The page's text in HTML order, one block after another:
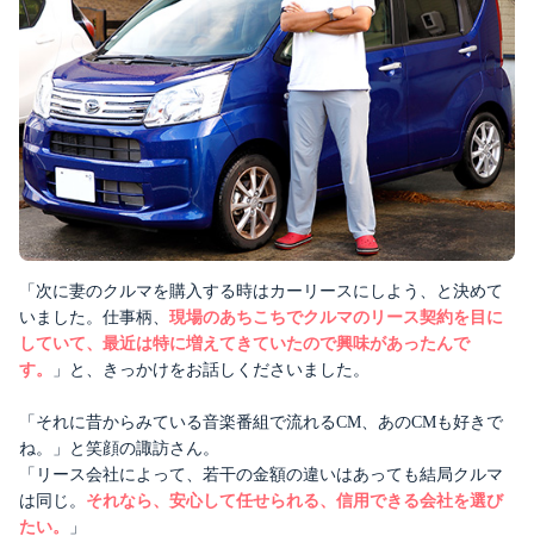
「次に妻のクルマを購入する時はカーリースにしよう、と決めて
いました。仕事柄、 現場のあちこちでクルマのリース契約を目に
していて、最近は特に増えてきていたので興味があったんで
す。
」と、きっかけをお話しくださいました。
「それに昔からみている音楽番組で流れるCM、あのCMも好きで
ね。」と笑顔の諏訪さん。
「リース会社によって、若干の金額の違いはあっても結局クルマ
は同じ。 それなら、安心して任せられる、信用できる会社を選び
たい。
」